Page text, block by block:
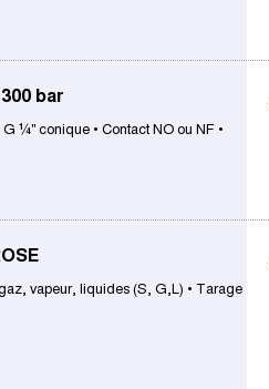
bar
¼" conique • Contact NO ou NF •
vapeur, liquides (S, G,L) • Tarage